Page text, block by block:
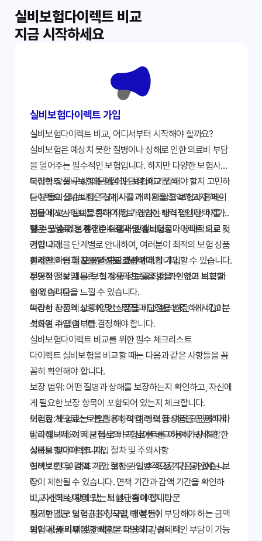
실비보험다이렉트 비교
지금 시작하세요
실비보험다이렉트 가입
실비보험다이렉트 비교, 어디서부터 시작해야 할까요?
실비보험은 예상치 못한 질병이나 상해로 인한 의료비 부담
을 덜어주는 필수적인 보험입니다. 하지만 다양한 보험사와
복잡한 상품 구성 때문에 어떤 보험에 가입해야 할지 고민하
는 분들이 많습니다. 특히, 시간과 비용을 절약하고자 하는
분들에게는 '실비보험다이렉트' 가입이 매력적인 선택지가
될 수 있습니다. 본 가이드에서는 실비보험다이렉트 비교 및
가입 과정을 단계별로 안내하여, 여러분이 최적의 보험 상품
을 선택하는 데 도움을 드리겠습니다.
다이렉트 실비보험의 장점과 단점 비교 분석
다이렉트 실비보험은 설계사를 거치지 않고 보험사 홈페이
지나 비교사이트를 통해 직접 가입하는 방식입니다. 이를 통
해 얻을 수 있는 장점은 다음과 같습니다.
낮은 보험료: 설계사 수수료가 없어 보험료가 상대적으로 저
렴합니다.
편리한 가입 절차: 온라인으로 간편하게 가입할 수 있습니다.
투명한 정보 제공: 보험 상품 정보를 직접 확인하고 비교할
수 있습니다.
하지만 다음과 같은 단점도 고려해야 합니다.
전문적인 상담 부족: 설계사의 도움을 받을 수 없어 보험 가
입에 어려움을 느낄 수 있습니다.
복잡한 상품 비교: 다양한 상품을 비교 분석하는 데 시간이
소요될 수 있습니다.
따라서 자신의 상황에 맞는 장점과 단점을 신중하게 비교 분
석하여 가입 여부를 결정해야 합니다.
실비보험다이렉트 비교를 위한 필수 체크리스트
다이렉트 실비보험을 비교할 때는 다음과 같은 사항들을 꼼
꼼히 확인해야 합니다.
보장 범위: 어떤 질병과 상해를 보장하는지 확인하고, 자신에
게 필요한 보장 항목이 포함되어 있는지 체크합니다.
보험료: 보험료는 가입 나이, 직업, 병력 등 여러 요인에 따라
달라집니다. 여러 보험사의 보험료를 비교하여 가장 적합한
상품을 찾아야 합니다.
면책 기간 및 감액 기간: 보험 가입 후 특정 기간 동안에는 보
장이 제한될 수 있습니다. 면책 기간과 감액 기간을 확인하
고, 자신의 상황에 맞는지 판단해야 합니다.
자기부담금: 보험금을 청구할 때 본인이 부담해야 하는 금액
입니다. 자기부담금 비율을 확인하고, 경제적인 부담이 가능
이러한 체크리스트를 활용하여 여러 보험 상품을 꼼꼼하게
비교해보세요. '지금 바로' 비교 사이트를 이용해 보세요!
실비보험다이렉트 가입 절차 및 주의사항
실비보험다이렉트 가입 절차는 일반적으로 다음과 같습니
다.
비교 사이트 이용 또는 보험사 홈페이지 방문
필요한 정보 입력 (나이, 직업, 병력 등)
보험 상품 비교 및 선택
가입 시 주의해야 할 사항은 다음과 같습니다.